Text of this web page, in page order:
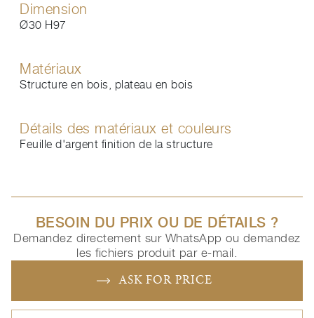
Dimension
Ø30 H97
Matériaux
Structure en bois, plateau en bois
Détails des matériaux et couleurs
Feuille d'argent finition de la structure
BESOIN DU PRIX OU DE DÉTAILS ?
Demandez directement sur WhatsApp ou demandez
les fichiers produit par e-mail.
ASK FOR PRICE